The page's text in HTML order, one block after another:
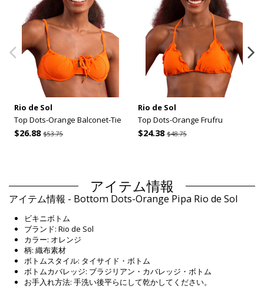
Rio de Sol
Top Dots-Orange Balconet-Tie
$26.88$53.75
Rio de Sol
Top Dots-Orange Frufru
$24.38 $48.75
アイテム情報
アイテム情報 - Bottom Dots-Orange Pipa Rio de Sol
ビキニボトム
ブランド: Rio de Sol
カラー: オレンジ
柄: 織布素材
ボトムスタイル: タイサイド・ボトム
ボトムカバレッジ: ブラジリアン・カバレッジ・ボトム
お手入れ方法: 手洗い後平らにして乾かしてください。